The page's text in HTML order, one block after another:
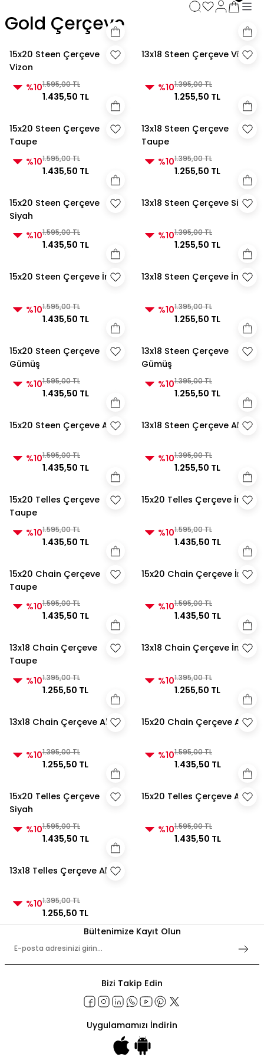
3000 TL ve Üzeri Alışverişlerde Kargo Bedava! 2
3000 TL ve Üzeri Alışverişlerde Kargo Bedava!
3000 TL ve Üzeri Alışverişlerde Kargo Bedava!
Gold Çerçeve
15x20 Steen Çerçeve
Vizon
%101.595,00 TL
1.435,50 TL
13x18 Steen Çerçeve Vizon
%101.395,00 TL
1.255,50 TL
15x20 Steen Çerçeve
Taupe
%101.595,00 TL
1.435,50 TL
13x18 Steen Çerçeve
Taupe
%101.395,00 TL
1.255,50 TL
15x20 Steen Çerçeve
Siyah
%101.595,00 TL
1.435,50 TL
13x18 Steen Çerçeve Siyah
%101.395,00 TL
1.255,50 TL
15x20 Steen Çerçeve İnci
%101.595,00 TL
1.435,50 TL
13x18 Steen Çerçeve İnci
%101.395,00 TL
1.255,50 TL
15x20 Steen Çerçeve
Gümüş
%101.595,00 TL
1.435,50 TL
13x18 Steen Çerçeve
Gümüş
%101.395,00 TL
1.255,50 TL
15x20 Steen Çerçeve Altın
%101.595,00 TL
1.435,50 TL
13x18 Steen Çerçeve Altın
%101.395,00 TL
1.255,50 TL
15x20 Telles Çerçeve
Taupe
%101.595,00 TL
1.435,50 TL
15x20 Telles Çerçeve İnci
%101.595,00 TL
1.435,50 TL
15x20 Chain Çerçeve
Taupe
%101.595,00 TL
1.435,50 TL
15x20 Chain Çerçeve İnci
%101.595,00 TL
1.435,50 TL
13x18 Chain Çerçeve
Taupe
%101.395,00 TL
1.255,50 TL
13x18 Chain Çerçeve İnci
%101.395,00 TL
1.255,50 TL
13x18 Chain Çerçeve Altın
%101.395,00 TL
1.255,50 TL
15x20 Chain Çerçeve Altın
%101.595,00 TL
1.435,50 TL
15x20 Telles Çerçeve
Siyah
%101.595,00 TL
1.435,50 TL
15x20 Telles Çerçeve Altın
%101.595,00 TL
1.435,50 TL
13x18 Telles Çerçeve Altın
%101.395,00 TL
1.255,50 TL
Bültenimize Kayıt Olun
Bizi Takip Edin
Uygulamamızı İndirin